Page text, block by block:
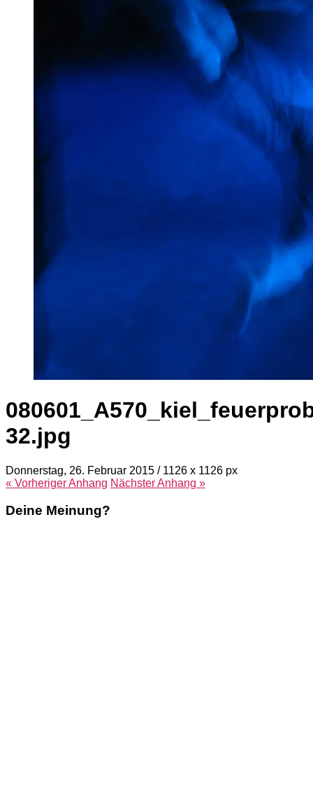
32.jpg
Donnerstag, 26. Februar 2015 / 1126 x 1126 px
« VorherigerAnhang NächsterAnhang »
Deine Meinung?